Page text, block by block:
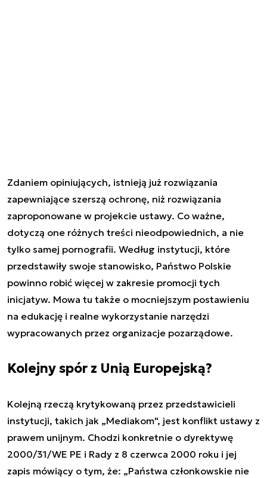
Zdaniem opiniujących, istnieją już rozwiązania
zapewniające szerszą ochronę, niż rozwiązania
zaproponowane w projekcie ustawy. Co ważne,
dotyczą one różnych treści nieodpowiednich, a nie
tylko samej pornografii. Według instytucji, które
przedstawiły swoje stanowisko, Państwo Polskie
powinno robić więcej w zakresie promocji tych
inicjatyw. Mowa tu także o mocniejszym postawieniu
na edukację i realne wykorzystanie narzędzi
wypracowanych przez organizacje pozarządowe.
Kolejny spór z Unią Europejską?
Kolejną rzeczą krytykowaną przez przedstawicieli
instytucji, takich jak „Mediakom", jest konflikt ustawy z
prawem unijnym. Chodzi konkretnie o dyrektywę
2000/31/WE PE i Rady z 8 czerwca 2000 roku i jej
zapis mówiący o tym, że: „Państwa członkowskie nie